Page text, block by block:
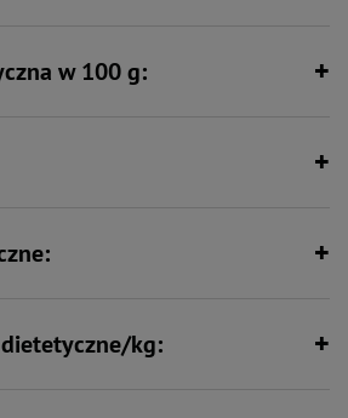
w 100 g:
kg: